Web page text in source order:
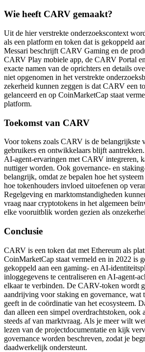
Wie heeft CARV gemaakt?
Uit de hier verstrekte onderzoekscontext
als een platform en token dat is gekoppeld
Messari beschrijft CARV Gaming en de
CARV Play mobiele app, de CARV Portal
exacte namen van de oprichters en details
niet opgenomen in het verstrekte
zekerheid kunnen zeggen is dat CARV een
gelanceerd en op CoinMarketCap staat
platform.
Toekomst van CARV
Voor tokens zoals CARV is de belangrijkste
gebruikers en ontwikkelaars blijft
AI-agent-ervaringen met CARV integreren,
nuttiger worden. Ook governance- en
belangrijk, omdat ze bepalen hoe het
hoe tokenhouders invloed uitoefenen op
Regelgeving en marktomstandigheden
vraag naar cryptotokens in het algemeen
elke vooruitblik worden gezien als
Conclusie
CARV is een token dat met Ethereum als
CoinMarketCap staat vermeld en in 2022 is
gekoppeld aan een gaming- en AI-
inloggegevens te centraliseren en AI-agent-
elkaar te verbinden. De CARV-token wordt
aandrijving voor staking en governance, wat
geeft in de coördinatie van het ecosysteem.
dan alleen een simpel overdrachtstoken, ook
steeds af van marktvraag. Als je meer wilt
lezen van de projectdocumentatie en kijk
governance worden beschreven, zodat je
daadwerkelijk ondersteunt.